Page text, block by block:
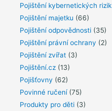
Pojištění kybernetických rizik
Pojištění majetku (66)
Pojištění odpovědnosti (35)
Pojištění právní ochrany (2)
Pojištění zvířat (3)
Pojištění.cz (13)
Pojišťovny (62)
Povinné ručení(75)
Produkty pro děti (3)